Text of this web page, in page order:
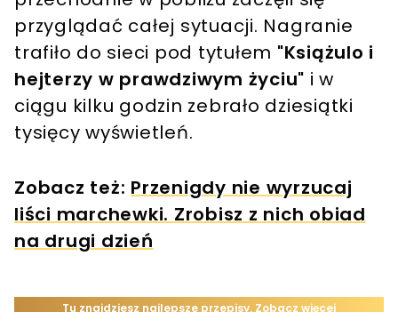
przyglądać całej sytuacji. Nagranie
trafiło do sieci pod tytułem "Książulo i
hejterzy w prawdziwym życiu" i w
ciągu kilku godzin zebrało dziesiątki
tysięcy wyświetleń.
Zobacz też: Przenigdy nie wyrzucaj
liści marchewki. Zrobisz z nich obiad
na drugi dzień